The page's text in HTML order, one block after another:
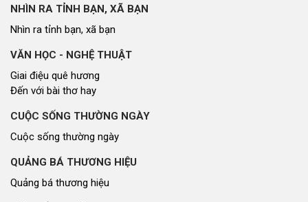
NHÌN RA TỈNH BẠN, XÃ BẠN
Nhìn ra tỉnh bạn, xã bạn
VĂN HỌC - NGHỆ THUẬT
Giai điệu quê hương
Đến với bài thơ hay
CUỘC SỐNG THƯỜNG NGÀY
Cuộc sống thường ngày
QUẢNG BÁ THƯƠNG HIỆU
Quảng bá thương hiệu